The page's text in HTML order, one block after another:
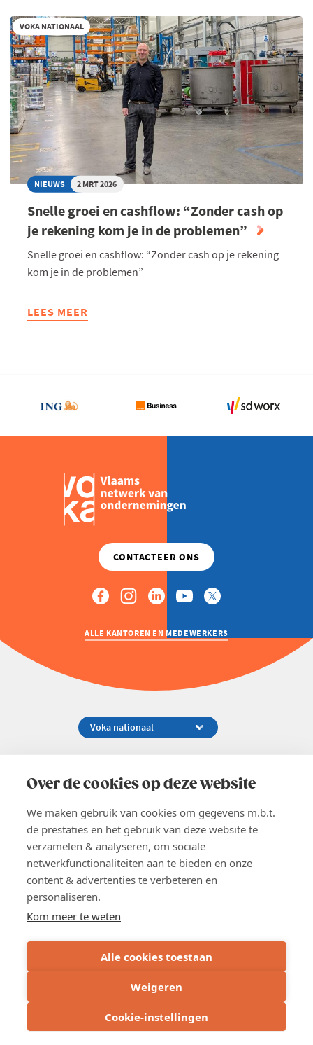
Over de cookies op deze website
We maken gebruik van cookies om gegevens m.b.t.
de prestaties en het gebruik van deze website te
verzamelen & analyseren, om sociale
netwerkfunctionaliteiten aan te bieden en onze
content & advertenties te verbeteren en
personaliseren.
Kom meer te weten
Alle cookies toestaan
Weigeren
Cookie-instellingen
VAN
FEDERALE
ENERGIESTEUN
VOOR
WOON-
WERKVERKEER
OP
ONDERNEMINGEN
VOKA NATIONAAL
NIEUWS 2 MRT 2026
Snelle groei en cashflow: “Zonder cash op
je rekening kom je in de problemen”
Snelle groei en cashflow: “Zonder cash op je rekening
kom je in de problemen”
LEES MEER
ABOUT
CASH
PROBLEMEN”
ALLE KANTOREN EN MEDEWERKERS
02 229 81 11
EN
Word lid
Voka 2026
Privacyverklaring
Cookie verklaring
Cookie instellingen
BE 0413.673.821 - RPR: Brussel